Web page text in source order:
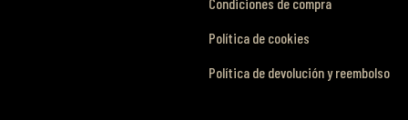
Política de cookies
Política de devolución y reembolso